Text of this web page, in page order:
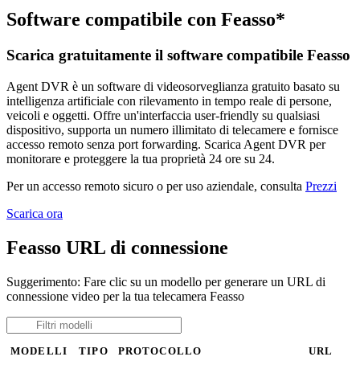
Software compatibile con Feasso*
Scarica gratuitamente il software compatibile Feasso
Agent DVR è un software di videosorveglianza gratuito basato su
intelligenza artificiale con rilevamento in tempo reale di persone,
veicoli e oggetti. Offre un'interfaccia user-friendly su qualsiasi
dispositivo, supporta un numero illimitato di telecamere e fornisce
accesso remoto senza port forwarding. Scarica Agent DVR per
monitorare e proteggere la tua proprietà 24 ore su 24.
Per un accesso remoto sicuro o per uso aziendale, consulta Prezzi
Scarica ora
Feasso URL di connessione
Suggerimento: Fare clic su un modello per generare un URL di
connessione video per la tua telecamera Feasso
MODELLI TIPO PROTOCOLLO URL